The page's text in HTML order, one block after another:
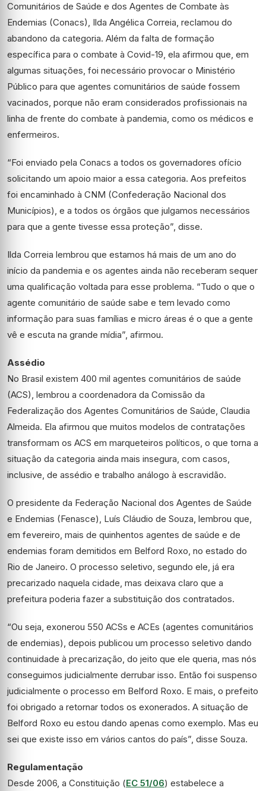
Comunitários de Saúde e dos Agentes de Combate às
Endemias (Conacs), Ilda Angélica Correia, reclamou do
abandono da categoria. Além da falta de formação
específica para o combate à Covid-19, ela afirmou que, em
algumas situações, foi necessário provocar o Ministério
Público para que agentes comunitários de saúde fossem
vacinados, porque não eram considerados profissionais na
linha de frente do combate à pandemia, como os médicos e
enfermeiros.
“Foi enviado pela Conacs a todos os governadores ofício
solicitando um apoio maior a essa categoria. Aos prefeitos
foi encaminhado à CNM (Confederação Nacional dos
Municípios), e a todos os órgãos que julgamos necessários
para que a gente tivesse essa proteção”, disse.
Ilda Correia lembrou que estamos há mais de um ano do
início da pandemia e os agentes ainda não receberam sequer
uma qualificação voltada para esse problema. “Tudo o que o
agente comunitário de saúde sabe e tem levado como
informação para suas famílias e micro áreas é o que a gente
vê e escuta na grande mídia”, afirmou.
Assédio
No Brasil existem 400 mil agentes comunitários de saúde
(ACS), lembrou a coordenadora da Comissão da
Federalização dos Agentes Comunitários de Saúde, Claudia
Almeida. Ela afirmou que muitos modelos de contratações
transformam os ACS em marqueteiros políticos, o que torna a
situação da categoria ainda mais insegura, com casos,
inclusive, de assédio e trabalho análogo à escravidão.
O presidente da Federação Nacional dos Agentes de Saúde
e Endemias (Fenasce), Luís Cláudio de Souza, lembrou que,
em fevereiro, mais de quinhentos agentes de saúde e de
endemias foram demitidos em Belford Roxo, no estado do
Rio de Janeiro. O processo seletivo, segundo ele, já era
precarizado naquela cidade, mas deixava claro que a
prefeitura poderia fazer a substituição dos contratados.
“Ou seja, exonerou 550 ACSs e ACEs (agentes comunitários
de endemias), depois publicou um processo seletivo dando
continuidade à precarização, do jeito que ele queria, mas nós
conseguimos judicialmente derrubar isso. Então foi suspenso
judicialmente o processo em Belford Roxo. E mais, o prefeito
foi obrigado a retornar todos os exonerados. A situação de
Belford Roxo eu estou dando apenas como exemplo. Mas eu
sei que existe isso em vários cantos do país”, disse Souza.
Regulamentação
Desde 2006, a Constituição (EC 51/06) estabelece a